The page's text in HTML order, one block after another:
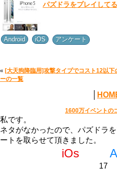
パズドラをプレイして
Android iOS アンケート
« [大天狗降臨用]攻撃タイプでコスト12以
ーの一覧
1600万イベントの
私です。
ネタがなかったので、パズドラ
ートを取らせて頂きました。
iOs
17